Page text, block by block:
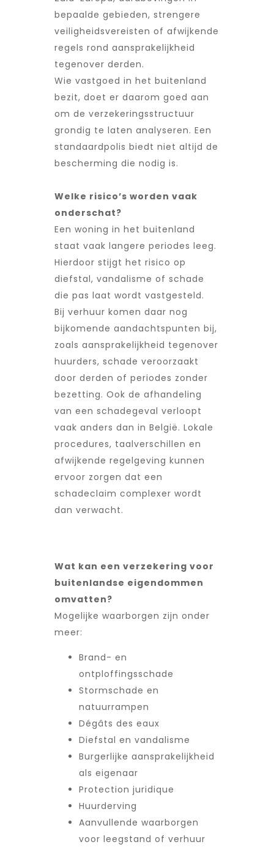
bepaalde gebieden, strengere
veiligheidsvereisten of afwijkende
regels rond aansprakelijkheid
tegenover derden.
Wie vastgoed in het buitenland
bezit, doet er daarom goed aan
om de verzekeringsstructuur
grondig te laten analyseren. Een
standaardpolis biedt niet altijd de
bescherming die nodig is.
Welke risico’s worden vaak
onderschat?
Een woning in het buitenland
staat vaak langere periodes leeg.
Hierdoor stijgt het risico op
diefstal, vandalisme of schade
die pas laat wordt vastgesteld.
Bij verhuur komen daar nog
bijkomende aandachtspunten bij,
zoals aansprakelijkheid tegenover
huurders, schade veroorzaakt
door derden of periodes zonder
bezetting. Ook de afhandeling
van een schadegeval verloopt
vaak anders dan in België. Lokale
procedures, taalverschillen en
afwijkende regelgeving kunnen
ervoor zorgen dat een
schadeclaim complexer wordt
dan verwacht.
Wat kan een verzekering voor
buitenlandse eigendommen
omvatten?
Mogelijke waarborgen zijn onder
meer:
Brand- en
ontploffingsschade
Stormschade en
natuurrampen
Dégâts des eaux
Diefstal en vandalisme
Burgerlijke aansprakelijkheid
als eigenaar
Protection juridique
Huurderving
Aanvullende waarborgen
voor leegstand of verhuur